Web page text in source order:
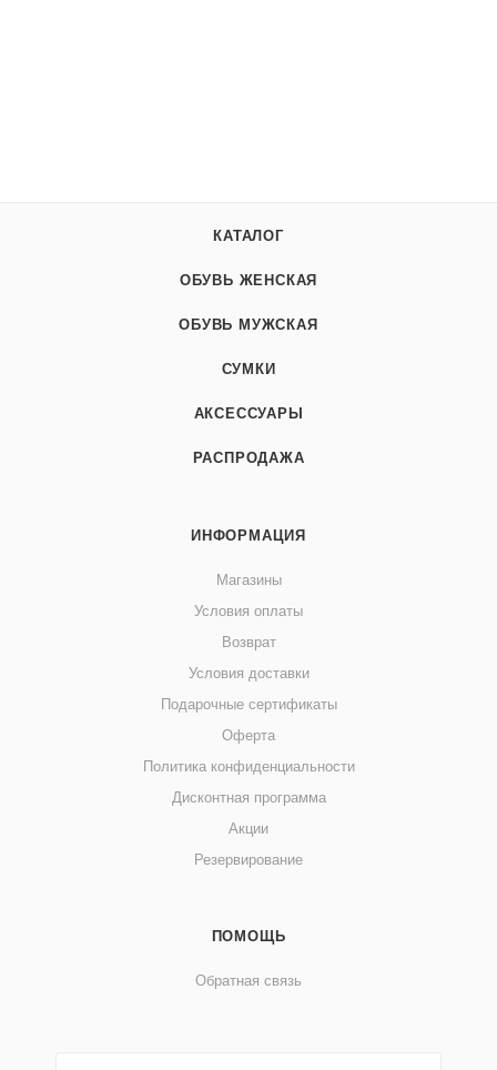
КАТАЛОГ
ОБУВЬ ЖЕНСКАЯ
ОБУВЬ МУЖСКАЯ
СУМКИ
АКСЕССУАРЫ
РАСПРОДАЖА
ИНФОРМАЦИЯ
Магазины
Условия оплаты
Возврат
Условия доставки
Подарочные сертификаты
Оферта
Политика конфиденциальности
Дисконтная программа
Акции
Резервирование
ПОМОЩЬ
Обратная связь